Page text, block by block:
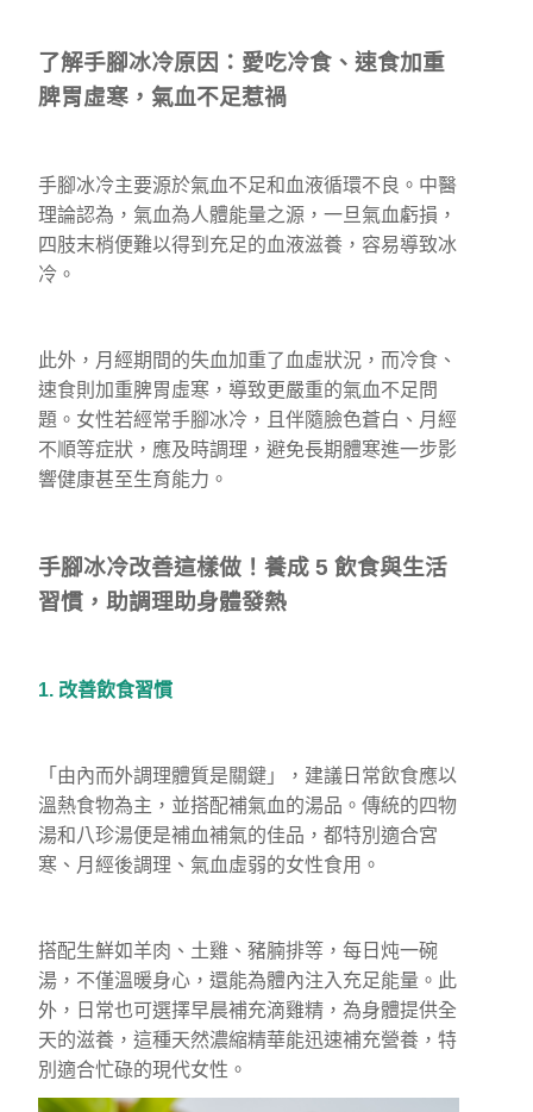
了解手腳冰冷原因：愛吃冷食、速食加重
脾胃虛寒，氣血不足惹禍
手腳冰冷主要源於氣血不足和血液循環不良。中醫
理論認為，氣血為人體能量之源，一旦氣血虧損，
四肢末梢便難以得到充足的血液滋養，容易導致冰
冷。
此外，月經期間的失血加重了血虛狀況，而冷食、
速食則加重脾胃虛寒，導致更嚴重的氣血不足問
題。女性若經常手腳冰冷，且伴隨臉色蒼白、月經
不順等症狀，應及時調理，避免長期體寒進一步影
響健康甚至生育能力。
手腳冰冷改善這樣做！養成 5 飲食與生活
習慣，助調理助身體發熱
1. 改善飲食習慣
「由內而外調理體質是關鍵」，建議日常飲食應以
溫熱食物為主，並搭配補氣血的湯品。傳統的四物
湯和八珍湯便是補血補氣的佳品，都特別適合宮
寒、月經後調理、氣血虛弱的女性食用。
搭配生鮮如羊肉、土雞、豬腩排等，每日炖一碗
湯，不僅溫暖身心，還能為體內注入充足能量。此
外，日常也可選擇早晨補充滴雞精，為身體提供全
天的滋養，這種天然濃縮精華能迅速補充營養，特
別適合忙碌的現代女性。